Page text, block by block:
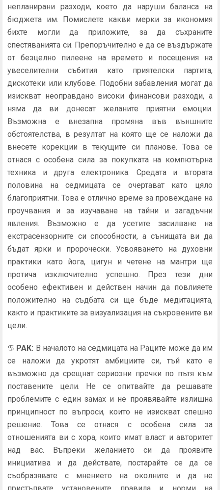
непланирани разходи, което да наруши баланса на
бюджета им. Помислете какви мерки за икономия
бихте могли да приложите, за да съхраните
спестяванията си. Препоръчително е да се въздържате
от безцелно пилеене на времето и посещения на
увеселителни събития като приятелски партита,
дискотеки или клубове. Подобни забавления могат да
изискват неоправдано високи финансови разходи, а
няма да ви донесат желаните приятни емоции.
Възможна е внезапна промяна във външните
обстоятелства, в резултат на която ще се наложи да
внесете корекции в текущите си планове. Това се
отнася с особена сила за покупката на компютърна
техника и друга електроника. Средата и втората
половина на седмицата се очертават като цяло
благоприятни. Това е отлично време за провеждане на
проучвания и за изучаване на тайни и загадъчни
явления. Възможно е да усетите засилване на
екстрасензорните си способности, а сънищата ви да
бъдат ярки и пророчески. Усвояването на духовни
практики като йога, цигун и четене на мантри ще
протича изключително успешно. През тези дни
особено ефективен и действен начин да повлияете
положително на съдбата си ще бъде медитацията,
както и практиките за визуализация на съкровените ви
цели.
♋ РАК: В началото на седмицата на Раците може да им
се наложи да укротят амбициите си, тъй като е
възможно да срещнат сериозни пречки по пътя към
поставените цели. Не се опитвайте да решавате
проблемите с един замах и не проявявайте излишна
принципност по въпроси, които не изискват спешно
решение. Това се отнася с особена сила за
отношенията ви с хора, които имат власт и авторитет
над вас. Въпреки желанието си да проявите
инициатива и да действате, постарайте се да се
съобразявате с мнението на околните и да не